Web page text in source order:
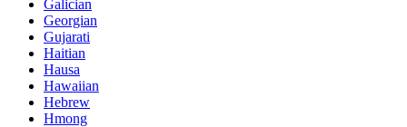
Galician
Georgian
Gujarati
Haitian
Hausa
Hawaiian
Hebrew
Hmong